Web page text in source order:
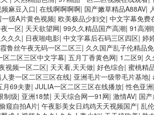
麻豆入口| 在线啊啊啊啊| 国产嫩草精品A88AV|
一级A片黄色视频| 欧美极品少妇交| 中文字幕免费
一区| 天天欲望网| 99久久精品国产高潮| 91高潮
久久| 日夜啪电影| 中文字幕后石码三区四区| 婷
鲁丝午夜无码一区二区三| 久久国产乱子伦精品
区二区三区中文字幕| 五月丁香黄色网| 1二区9|
视频一区二区| 天天看,天天做| 好色综合| 蜜桃精
妻一区二区三区在线| 亚洲毛片一级带毛片基地|
月69夫妻| JULIA一区二区三区在线播放|性色亚洲|
制级| 亚洲18禁| 天天综合网一91网| 激情AV| 国
窥自拍A片| 午夜影美女日鸡鸡天天视频国产| 乱